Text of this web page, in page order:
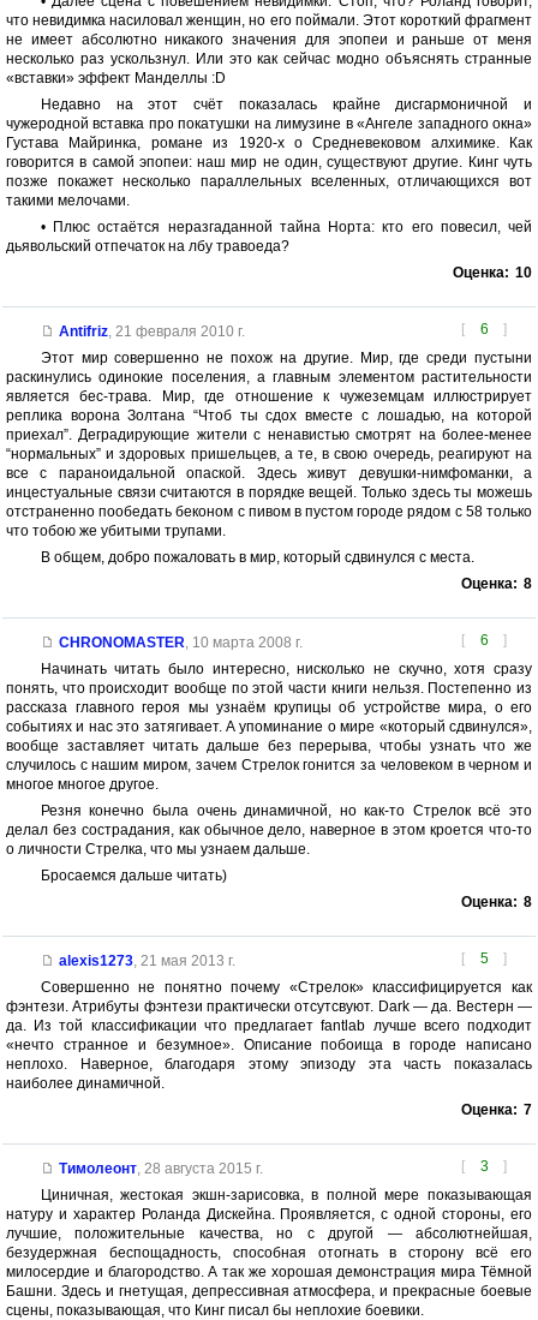
что невидимка насиловал женщин, но его поймали. Этот короткий фрагмент
не имеет абсолютно никакого значения для эпопеи и раньше от меня
несколько раз ускользнул. Или это как сейчас модно объяснять странные
«вставки» эффект Манделлы :D
Недавно на этот счёт показалась крайне дисгармоничной и
чужеродной вставка про покатушки на лимузине в «Ангеле западного окна»
Густава Майринка, романе из 1920-х о Средневековом алхимике. Как
говорится в самой эпопеи: наш мир не один, существуют другие. Кинг чуть
позже покажет несколько параллельных вселенных, отличающихся вот
такими мелочами.
• Плюс остаётся неразгаданной тайна Норта: кто его повесил, чей
дьявольский отпечаток на лбу травоеда?
Оценка: 10
[ 6 ]
Antifriz, 21 февраля 2010 г.
Этот мир совершенно не похож на другие. Мир, где среди пустыни
раскинулись одинокие поселения, а главным элементом растительности
является бес-трава. Мир, где отношение к чужеземцам иллюстрирует
реплика ворона Золтана “Чтоб ты сдох вместе с лошадью, на которой
приехал”. Деградирующие жители с ненавистью смотрят на более-менее
“нормальных” и здоровых пришельцев, а те, в свою очередь, реагируют на
все с параноидальной опаской. Здесь живут девушки-нимфоманки, а
инцестуальные связи считаются в порядке вещей. Только здесь ты можешь
отстраненно пообедать беконом с пивом в пустом городе рядом с 58 только
что тобою же убитыми трупами.
В общем, добро пожаловать в мир, который сдвинулся с места.
Оценка: 8
[ 6 ]
CHRONOMASTER 10 марта 2008 г.
Начинать читать было интересно, нисколько не скучно, хотя сразу
понять, что происходит вообще по этой части книги нельзя. Постепенно из
рассказа главного героя мы узнаём крупицы об устройстве мира, о его
событиях и нас это затягивает. А упоминание о мире «который сдвинулся»,
вообще заставляет читать дальше без перерыва, чтобы узнать что же
случилось с нашим миром, зачем Стрелок гонится за человеком в черном и
многое многое другое.
Резня конечно была очень динамичной, но как-то Стрелок всё это
делал без сострадания, как обычное дело, наверное в этом кроется что-то
о личности Стрелка, что мы узнаем дальше.
Бросаемся дальше читать)
Оценка: 8
[ 5 ]
alexis1273, 21 мая 2013 г.
Совершенно не понятно почему «Стрелок» классифицируется как
фэнтези. Атрибуты фэнтези практически отсутсвуют. Dark — да. Вестерн —
да. Из той классификации что предлагает fantlab лучше всего подходит
«нечто странное и безумное». Описание побоища в городе написано
неплохо. Наверное, благодаря этому эпизоду эта часть показалась
наиболее динамичной.
Оценка: 7
[ 3 ]
Тимолеонт, 28 августа 2015 г.
Циничная, жестокая экшн-зарисовка, в полной мере показывающая
натуру и характер Роланда Дискейна. Проявляется, с одной стороны, его
лучшие, положительные качества, но с другой — абсолютнейшая,
безудержная беспощадность, способная отогнать в сторону всё его
милосердие и благородство. А так же хорошая демонстрация мира Тёмной
Башни. Здесь и гнетущая, депрессивная атмосфера, и прекрасные боевые
сцены, показывающая, что Кинг писал бы неплохие боевики.